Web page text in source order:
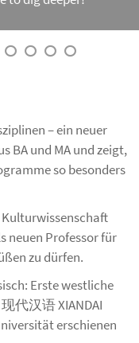
– ein neuer
BA und MA und zeigt,
so besonders
Kulturwissenschaft
neuen Professor für
zu dürfen.
Erste westliche
代汉语 XIANDAI
erschienen